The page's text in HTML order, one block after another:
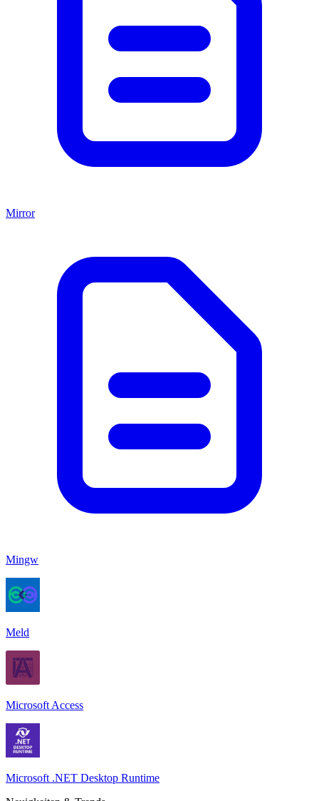
Mirror
Mingw
Meld
Microsoft Access
Microsoft .NET Desktop Runtime